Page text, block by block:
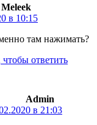
Meleek
в 10:15
там нажимать?
ответить
Admin
в 21:03